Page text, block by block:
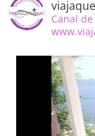
Canal